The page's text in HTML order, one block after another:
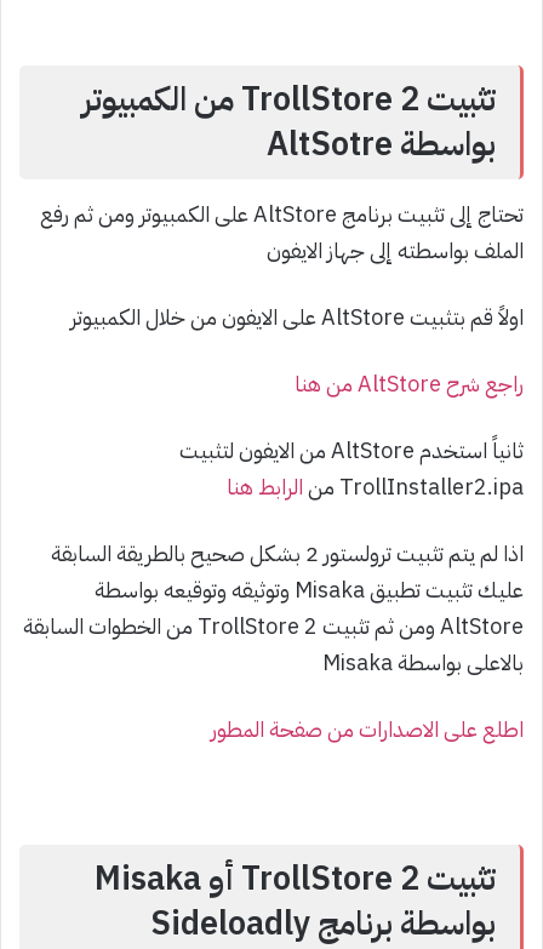
تثبيت TrollStore 2 من الكمبيوتر
بواسطة AltSotre
تحتاج إلى تثبيت برنامج AltStore على الكمبيوتر ومن ثم رفع
الملف بواسطته إلى جهاز الايفون
اولاً قم بتثبيت AltStore على الايفون من خلال الكمبيوتر
راجع شرح AltStore من هنا
ثانياً استخدم AltStore من الايفون لتثبيت
TrollInstaller2.ipa من
الرابط هنا
اذا لم يتم تثبيت ترولستور 2 بشكل صحيح بالطريقة السابقة
عليك تثبيت تطبيق Misaka وتوثيقه وتوقيعه بواسطة
AltStore ومن ثم تثبيت TrollStore 2 من الخطوات السابقة
بالاعلى بواسطة Misaka
اطلع على الاصدارات من صفحة المطور
تثبيت TrollStore 2 أو Misaka
بواسطة برنامج Sideloadly